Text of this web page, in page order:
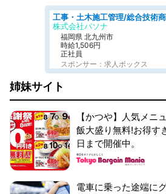
株式会社パソナ
福岡県 北九州市
時給1,506円
正社員
スポンサー：求人ボックス
姉妹サイト
【かつや】人気メニ
飯大盛り無料!お得す
日まで開催中。
電車に乗った途端に